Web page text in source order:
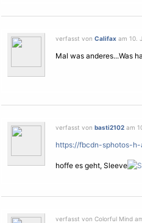
verfasst von Califax am 10.
Mal was anderes...Was
verfasst von basti2102 am
https://fbcdn-sphotos-h-
hoffe es geht, Sleeve
verfasst von Colorful Mind